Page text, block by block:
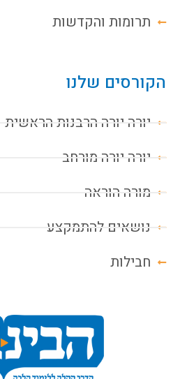
תרומות והקדשות
הקורסים שלנו
יורה יורה הרבנות הראשית
יורה יורה מורחב
מורה הוראה
נושאים להתמקצע
חבילות